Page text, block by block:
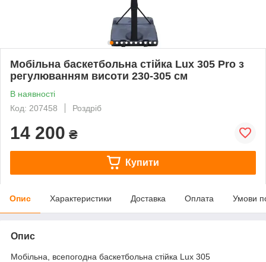
Мобільна баскетбольна стійка Lux 305 Pro з
регулюванням висоти 230-305 см
В наявності
Код: 207458
Роздріб
14 200 ₴
Купити
Опис Характеристики Доставка Оплата Умови
Опис
Мобільна, всепогодна баскетбольна стійка Lux 305